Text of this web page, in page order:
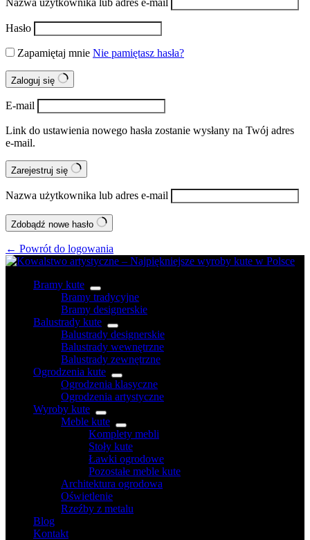
Nazwa użytkownika lub adres e-mail
Hasło
Zapamiętaj mnie Nie pamiętasz hasła?
Zaloguj się
E-mail
Link do ustawienia nowego hasła zostanie wysłany na Twój adres
e-mail.
Zarejestruj się
Nazwa użytkownika lub adres e-mail
Zdobądź nowe hasło
← Powrót do logowania
Bramy kute
Bramy tradycyjne
Bramy designerskie
Balustrady kute
Balustrady designerskie
Balustrady wewnętrzne
Balustrady zewnętrzne
Ogrodzenia kute
Ogrodzenia klasyczne
Ogrodzenia artystyczne
Wyroby kute
Meble kute
Komplety mebli
Stoły kute
Ławki ogrodowe
Pozostałe meble kute
Architektura ogrodowa
Oświetlenie
Rzeźby z metalu
Blog
Kontakt